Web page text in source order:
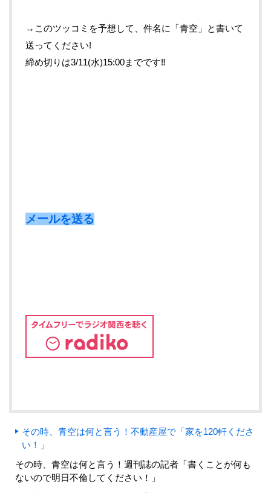
→このツッコミを予想して、件名に「青空」と書いて
送ってください!
締め切りは3/11(水)15:00までです‼
メールを送る
その時、青空は何と言う！不動産屋で「家を120軒くださ
い！」
その時、青空は何と言う！週刊誌の記者「書くことが何も
ないので明日不倫してください！」